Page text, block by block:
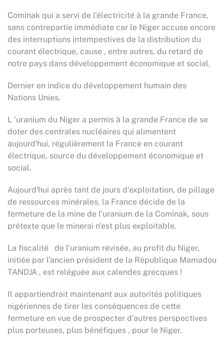
Cominak qui a servi de l'électricité à la grande France,
sans contrepartie immédiate car le Niger accuse encore
des interruptions intempestives de la distribution du
courant électrique, cause , entre autres, du retard de
notre pays dans développement économique et social.
Dernier en indice du développement humain des
Nations Unies.
L 'uranium du Niger a permis à la grande France de se
doter des centrales nucléaires qui alimentent
aujourd'hui, régulièrement la France en courant
électrique, source du développement économique et
social.
Aujourd'hui après tant de jours d'exploitation, de pillage
de ressources minérales, la France décide de la
fermeture de la mine de l'uranium de la Cominak, sous
prétexte que le minerai n'est plus exploitable.
La fiscalité de l'uranium révisée, au profit du Niger,
initiée par l'ancien président de la République Mamadou
TANDJA , est reléguée aux calendes grecques !
Il appartiendrait maintenant aux autorités politiques
nigériennes de tirer les conséquences de cette
fermeture en vue de prospecter d'autres perspectives
plus porteuses, plus bénéfiques , pour le Niger.